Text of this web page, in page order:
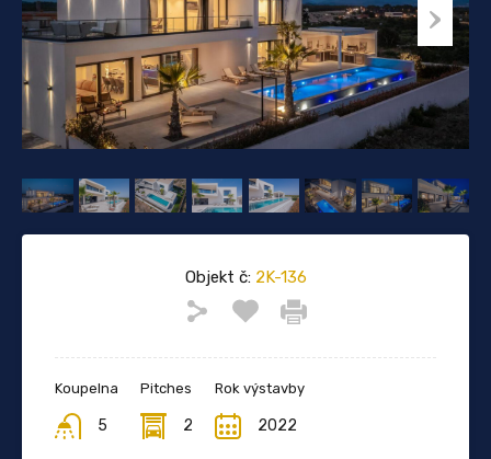
Objekt č:2K-136
Koupelna
5
Pitches
2
Rok výstavby
2022